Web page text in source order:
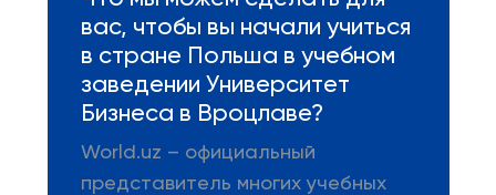
вас, чтобы вы начали учиться
в стране Польша в учебном
заведении Университет
Бизнеса в Вроцлаве?
World.uz – официальный
представитель многих учебных